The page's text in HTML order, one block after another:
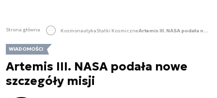
Strona główna KosmonautykaStatki Kosmiczne Artemis III. NASA podała nowe szczegóły misji
WIADOMOŚCI
Artemis III. NASA podała nowe
szczegóły misji